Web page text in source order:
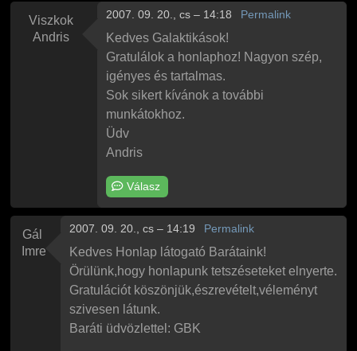
Viszkok
Andris
2007. 09. 20., cs – 14:18 Permalink
Kedves Galaktikások!
Gratulálok a honlaphoz! Nagyon szép,
igényes és tartalmas.
Sok sikert kívánok a további
munkátokhoz.
Üdv
Andris
Válasz
Gál
Imre
2007. 09. 20., cs – 14:19 Permalink
Kedves Honlap látogató Barátaink!
Örülünk,hogy honlapunk tetszéseteket elnyerte.
Gratulációt köszönjük,észrevételt,véleményt
szivesen látunk.
Baráti üdvözlettel: GBK